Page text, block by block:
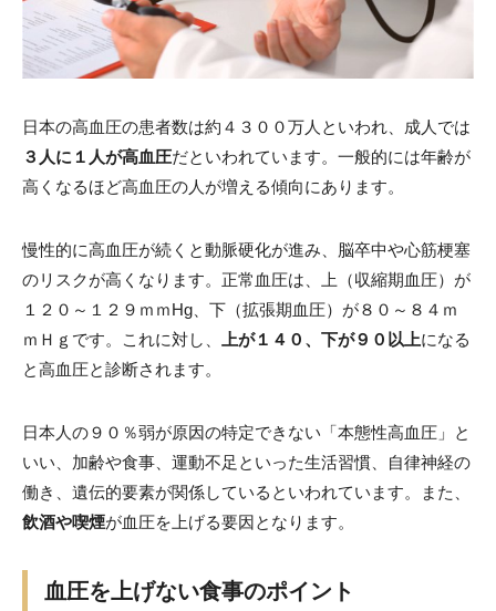
日本の高血圧の患者数は約４３００万人といわれ、成人では
３人に１人が高血圧だといわれています。一般的には年齢が
高くなるほど高血圧の人が増える傾向にあります。
慢性的に高血圧が続くと動脈硬化が進み、脳卒中や心筋梗塞
のリスクが高くなります。正常血圧は、上（収縮期血圧）が
１２０～１２９ｍｍHg、下（拡張期血圧）が８０～８４ｍ
ｍＨｇです。これに対し、
上が１４０、下が９０以上になる
と高血圧と診断されます。
日本人の９０％弱が原因の特定できない「本態性高血圧」と
いい、加齢や食事、運動不足といった生活習慣、自律神経の
働き、遺伝的要素が関係しているといわれています。また、
飲酒や喫煙が血圧を上げる要因となります。
血圧を上げない食事のポイント